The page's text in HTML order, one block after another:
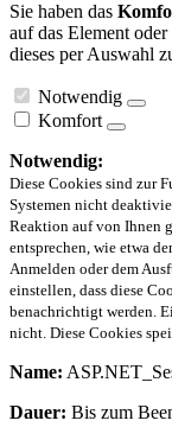
Sie haben das
auf das Element
dieses per Auswahl
Notwendig
Komfort
Notwendig:
Diese Cookies sind zur
Systemen nicht
Reaktion auf von Ihnen
entsprechen, wie etwa
Anmelden oder dem
einstellen, dass diese
benachrichtigt werden.
nicht. Diese Cookies
Name:
Dauer: Bis zum